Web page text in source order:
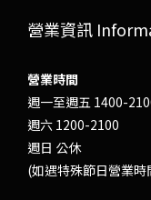
營業資訊
營業時間
週一至週五 1400-
週六 1200-2100
週日 公休
(如遇特殊節日營業